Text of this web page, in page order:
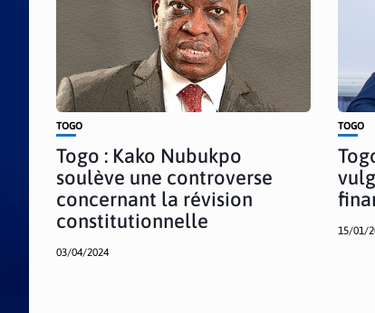
TOGO
Togo : Kako Nubukpo
soulève une controverse
concernant la révision
constitutionnelle
03/04/2024
TOGO
15/01/